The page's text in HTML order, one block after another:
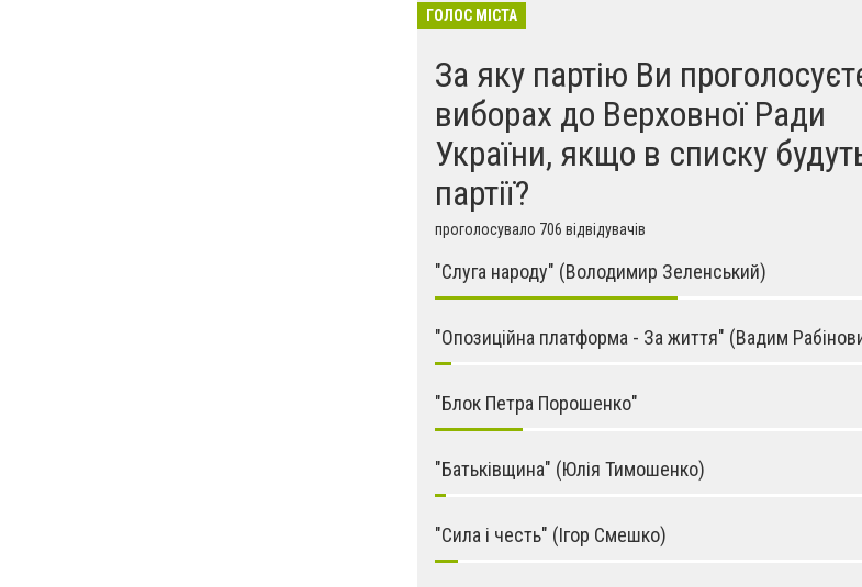
ГОЛОС МІСТА
За яку партію Ви
виборах до Верховної Ради
України, якщо в списку
партії?
проголосувало 706 відвідувачів
"Слуга народу" (Володимир Зеленський)
"Опозиційна платформа - За життя" (Вадим
"Блок Петра Порошенко"
"Батьківщина" (Юлія Тимошенко)
"Сила і честь" (Ігор Смешко)